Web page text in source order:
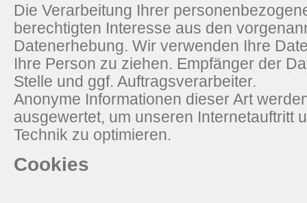
Die Verarbeitung Ihrer
berechtigten Interesse aus den
Datenerhebung. Wir verwenden Ihre
Ihre Person zu ziehen. Empfänger der
Stelle und ggf. Auftragsverarbeiter.
Anonyme Informationen dieser Art
ausgewertet, um unseren Internetauftritt
Technik zu optimieren.
Cookies